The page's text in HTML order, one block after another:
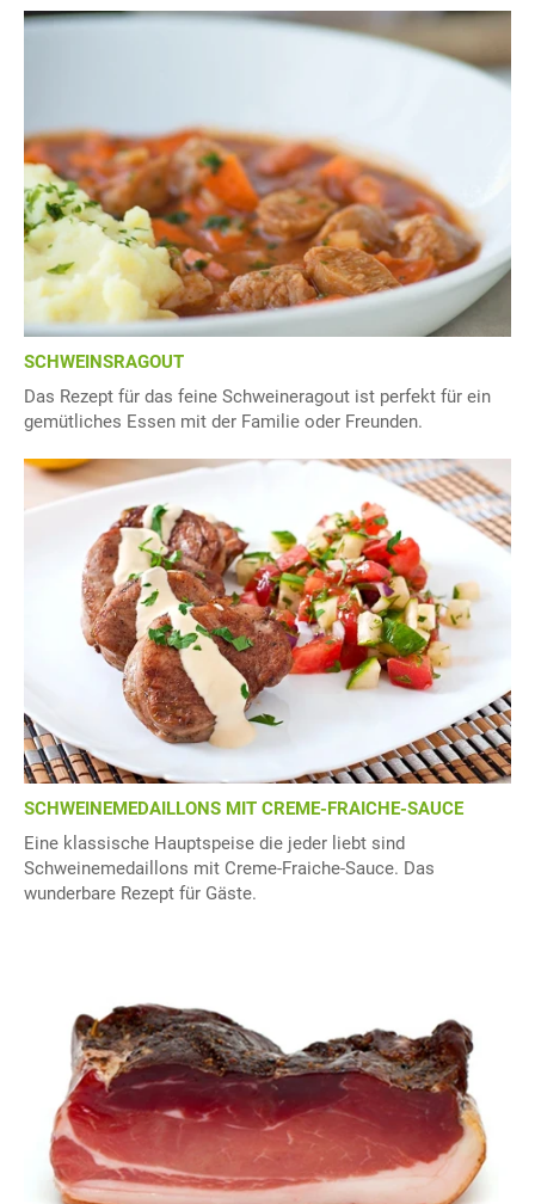
SCHWEINSRAGOUT
Das Rezept für das feine Schweineragout ist perfekt für ein
gemütliches Essen mit der Familie oder Freunden.
SCHWEINEMEDAILLONS MIT CREME-FRAICHE-SAUCE
Eine klassische Hauptspeise die jeder liebt sind
Schweinemedaillons mit Creme-Fraiche-Sauce. Das
wunderbare Rezept für Gäste.